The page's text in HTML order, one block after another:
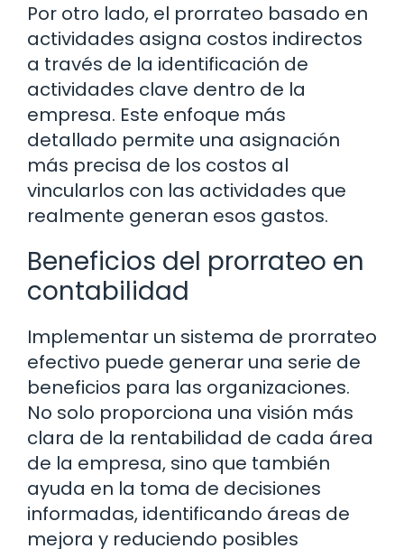
Por otro lado, el prorrateo basado en
actividades asigna costos indirectos
a través de la identificación de
actividades clave dentro de la
empresa. Este enfoque más
detallado permite una asignación
más precisa de los costos al
vincularlos con las actividades que
realmente generan esos gastos.
Beneficios del prorrateo en
contabilidad
Implementar un sistema de prorrateo
efectivo puede generar una serie de
beneficios para las organizaciones.
No solo proporciona una visión más
clara de la rentabilidad de cada área
de la empresa, sino que también
ayuda en la toma de decisiones
informadas, identificando áreas de
mejora y reduciendo posibles